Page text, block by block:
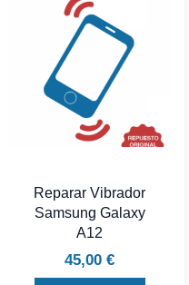
Reparar Vibrador
Samsung Galaxy
A12
45,00 €